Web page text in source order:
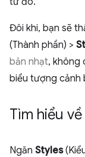
Đôi khi, bạn sẽ
(Thành phần) >
bản nhạt, không
biểu tượng cảnh
Tìm hiểu
Ngăn Styles